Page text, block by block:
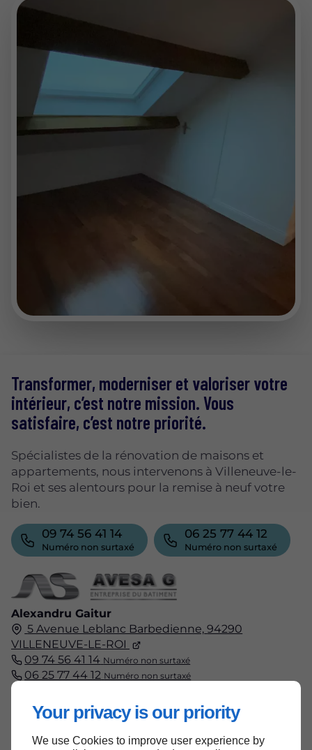
Your privacy is our priority
We use Cookies to improve user experience by
Alexandru Gaitur
5 Avenue Leblanc Barbedienne, 94290
VILLENEUVE-LE-ROI
09 74 56 41 14 Numéro non surtaxé
06 25 77 44 12 Numéro non surtaxé
Accueil
Transformer, moderniser et valoriser votre
intérieur, c’est notre mission. Vous
satisfaire, c’est notre priorité.
Spécialistes de la rénovation de maisons et
appartements, nous intervenons à Villeneuve-le-
Roi et ses alentours pour la remise à neuf votre
bien.
09 74 56 41 14
Numéro non surtaxé
06 25 77 44 12
Numéro non surtaxé